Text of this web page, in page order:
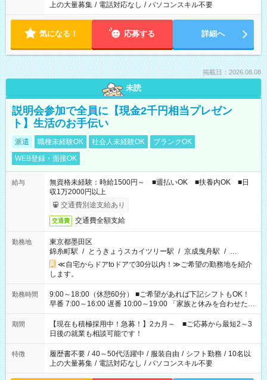
上の大量募集 / 電話対応なし / パソコンスキル不要
気になる！ 応募する 詳細へ
掲載日：2026.08.08
未読
説明会参加で全員に【現金2千円相当プレゼン
ト】生活のお手伝い
派遣 職種未経験OK 社会人未経験OK
ブランクOK
WEB登録・面接OK
給与
無資格未経験：時給1500円～ ■週払いOK ■扶養内OK ■日
収1万2000円以上
交通費別途支給あり
交通費 交通費全額支給
勤務地
東京都墨田区
錦糸町駅 / とうきょうスカイツリー駅 / 京成曳舟駅 / …
≪自宅からドアtoドアで30分以内！≫ご希望の勤務地を紹介
します。
勤務時間
9:00～18:00（休憩60分） ■ご希望があれば下記シフトもOK！
早番 7:00～16:00 遅番 10:00～19:00 「家族と休みを合わせた
い」 「余裕を持って夕飯の準備がしたい」 「できれば残業はし
たくない」 など、ご希望を教えてくださいね。 ※Wワーク希望
の方へ 今ご覧のお仕事で希望する勤務時間と、もう1つのお仕事
の勤務時間。 合計で週40時間を超える場合は応募できません。
期間
【現在も積極採用中！急募！】2カ月～ ■ご応募から最短2～3
日後の就業も相談可能です！
特徴 履歴書不要 / 40～50代活躍中 / 服装自由 / シフト勤務 / 10名以
上の大量募集 / 電話対応なし / パソコンスキル不要